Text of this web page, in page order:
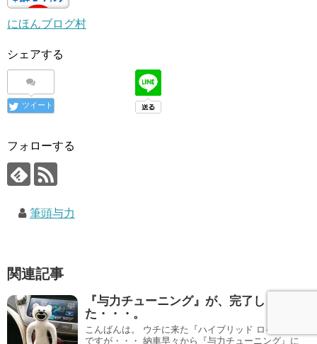
にほんブログ村
シェアする
ツイート
フォローする
筆頭与力
関連記事
『与力チューニング』が、完了しまし
た・・・。
こんばんは。 ウチに来た『ハイブリッド ロイヤル』
ですが・・・ 納車早々から『与力チューニング』に